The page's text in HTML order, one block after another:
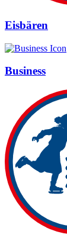
Eisbären
Business